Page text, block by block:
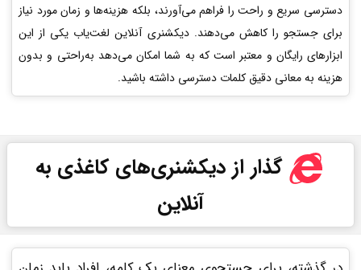
دسترسی سریع و راحت را فراهم می‌آورند، بلکه هزینه‌ها و زمان مورد نیاز
برای جستجو را کاهش می‌دهند. دیکشنری آنلاین لغت‌یاب یکی از این
ابزارهای رایگان و معتبر است که به شما امکان می‌دهد به‌راحتی و بدون
هزینه به معانی دقیق کلمات دسترسی داشته باشید.
گذار از دیکشنری‌های کاغذی به
آنلاین